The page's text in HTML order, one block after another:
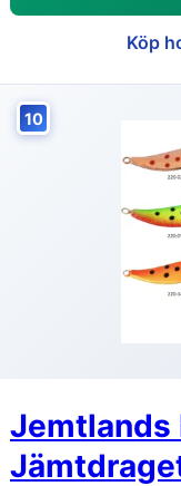
Köp
10
Jemtlands